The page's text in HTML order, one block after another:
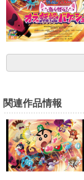
関連作品情報